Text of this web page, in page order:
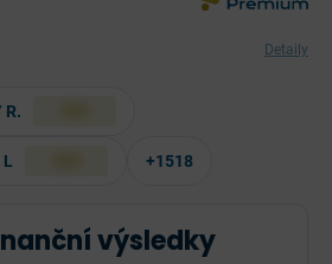
Detaily
R.
L +1518
výsledky